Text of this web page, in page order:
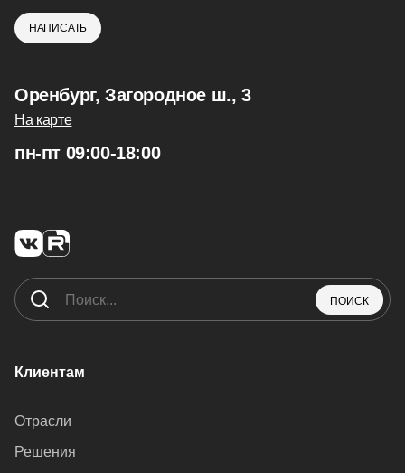
НАПИСАТЬ
Оренбург, Загородное ш., 3
На карте
пн-пт 09:00-18:00
ПОИСК
Клиентам
Отрасли
Решения